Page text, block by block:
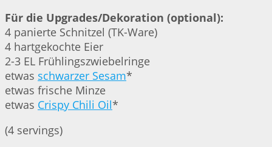
Für die Upgrades/Dekoration (optional):
4 panierte Schnitzel (TK-Ware)
4 hartgekochte Eier
2-3 EL Frühlingszwiebelringe
etwas schwarzer Sesam*
etwas frische Minze
etwas Crispy Chili Oil*
(4 servings)